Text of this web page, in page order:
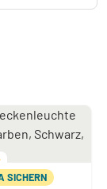
SICHERN